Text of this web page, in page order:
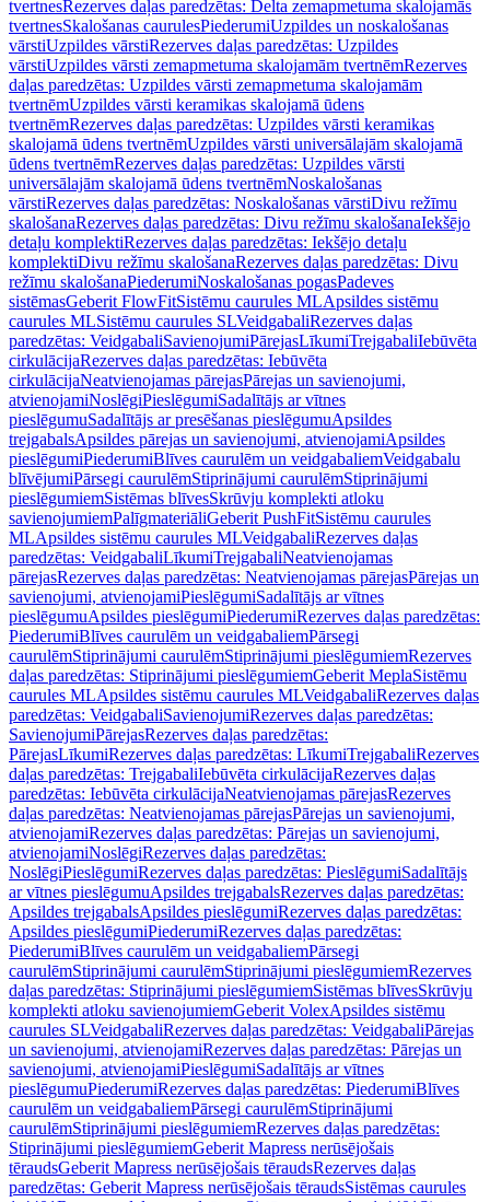
tvertnesRezerves daļas paredzētas: Delta zemapmetuma skalojamās
tvertnesSkalošanas caurulesPiederumiUzpildes un noskalošanas
vārstiUzpildes vārstiRezerves daļas paredzētas: Uzpildes
vārstiUzpildes vārsti zemapmetuma skalojamām tvertnēmRezerves
daļas paredzētas: Uzpildes vārsti zemapmetuma skalojamām
tvertnēmUzpildes vārsti keramikas skalojamā ūdens
tvertnēmRezerves daļas paredzētas: Uzpildes vārsti keramikas
skalojamā ūdens tvertnēmUzpildes vārsti universālajām skalojamā
ūdens tvertnēmRezerves daļas paredzētas: Uzpildes vārsti
universālajām skalojamā ūdens tvertnēmNoskalošanas
vārstiRezerves daļas paredzētas: Noskalošanas vārstiDivu režīmu
skalošanaRezerves daļas paredzētas: Divu režīmu skalošanaIekšējo
detaļu komplektiRezerves daļas paredzētas: Iekšējo detaļu
komplektiDivu režīmu skalošanaRezerves daļas paredzētas: Divu
režīmu skalošanaPiederumiNoskalošanas pogasPadeves
sistēmasGeberit FlowFitSistēmu caurules MLApsildes sistēmu
caurules MLSistēmu caurules SLVeidgabaliRezerves daļas
paredzētas: VeidgabaliSavienojumiPārejasLīkumiTrejgabaliIebūvēta
cirkulācijaRezerves daļas paredzētas: Iebūvēta
cirkulācijaNeatvienojamas pārejasPārejas un savienojumi,
atvienojamiNoslēgiPieslēgumiSadalītājs ar vītnes
pieslēgumuSadalītājs ar presēšanas pieslēgumuApsildes
trejgabalsApsildes pārejas un savienojumi, atvienojamiApsildes
pieslēgumiPiederumiBlīves caurulēm un veidgabaliemVeidgabalu
blīvējumiPārsegi caurulēmStiprinājumi caurulēmStiprinājumi
pieslēgumiemSistēmas blīvesSkrūvju komplekti atloku
savienojumiemPalīgmateriāliGeberit PushFitSistēmu caurules
MLApsildes sistēmu caurules MLVeidgabaliRezerves daļas
paredzētas: VeidgabaliLīkumiTrejgabaliNeatvienojamas
pārejasRezerves daļas paredzētas: Neatvienojamas pārejasPārejas un
savienojumi, atvienojamiPieslēgumiSadalītājs ar vītnes
pieslēgumuApsildes pieslēgumiPiederumiRezerves daļas paredzētas:
PiederumiBlīves caurulēm un veidgabaliemPārsegi
caurulēmStiprinājumi caurulēmStiprinājumi pieslēgumiemRezerves
daļas paredzētas: Stiprinājumi pieslēgumiemGeberit MeplaSistēmu
caurules MLApsildes sistēmu caurules MLVeidgabaliRezerves daļas
paredzētas: VeidgabaliSavienojumiRezerves daļas paredzētas:
SavienojumiPārejasRezerves daļas paredzētas:
PārejasLīkumiRezerves daļas paredzētas: LīkumiTrejgabaliRezerves
daļas paredzētas: TrejgabaliIebūvēta cirkulācijaRezerves daļas
paredzētas: Iebūvēta cirkulācijaNeatvienojamas pārejasRezerves
daļas paredzētas: Neatvienojamas pārejasPārejas un savienojumi,
atvienojamiRezerves daļas paredzētas: Pārejas un savienojumi,
atvienojamiNoslēgiRezerves daļas paredzētas:
NoslēgiPieslēgumiRezerves daļas paredzētas: PieslēgumiSadalītājs
ar vītnes pieslēgumuApsildes trejgabalsRezerves daļas paredzētas:
Apsildes trejgabalsApsildes pieslēgumiRezerves daļas paredzētas:
Apsildes pieslēgumiPiederumiRezerves daļas paredzētas:
PiederumiBlīves caurulēm un veidgabaliemPārsegi
caurulēmStiprinājumi caurulēmStiprinājumi pieslēgumiemRezerves
daļas paredzētas: Stiprinājumi pieslēgumiemSistēmas blīvesSkrūvju
komplekti atloku savienojumiemGeberit VolexApsildes sistēmu
caurules SLVeidgabaliRezerves daļas paredzētas: VeidgabaliPārejas
un savienojumi, atvienojamiRezerves daļas paredzētas: Pārejas un
savienojumi, atvienojamiPieslēgumiSadalītājs ar vītnes
pieslēgumuPiederumiRezerves daļas paredzētas: PiederumiBlīves
caurulēm un veidgabaliemPārsegi caurulēmStiprinājumi
caurulēmStiprinājumi pieslēgumiemRezerves daļas paredzētas:
Stiprinājumi pieslēgumiemGeberit Mapress nerūsējošais
tēraudsGeberit Mapress nerūsējošais tēraudsRezerves daļas
paredzētas: Geberit Mapress nerūsējošais tēraudsSistēmas caurules